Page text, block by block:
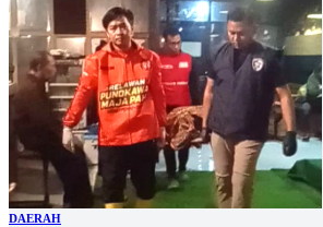
DAERAH